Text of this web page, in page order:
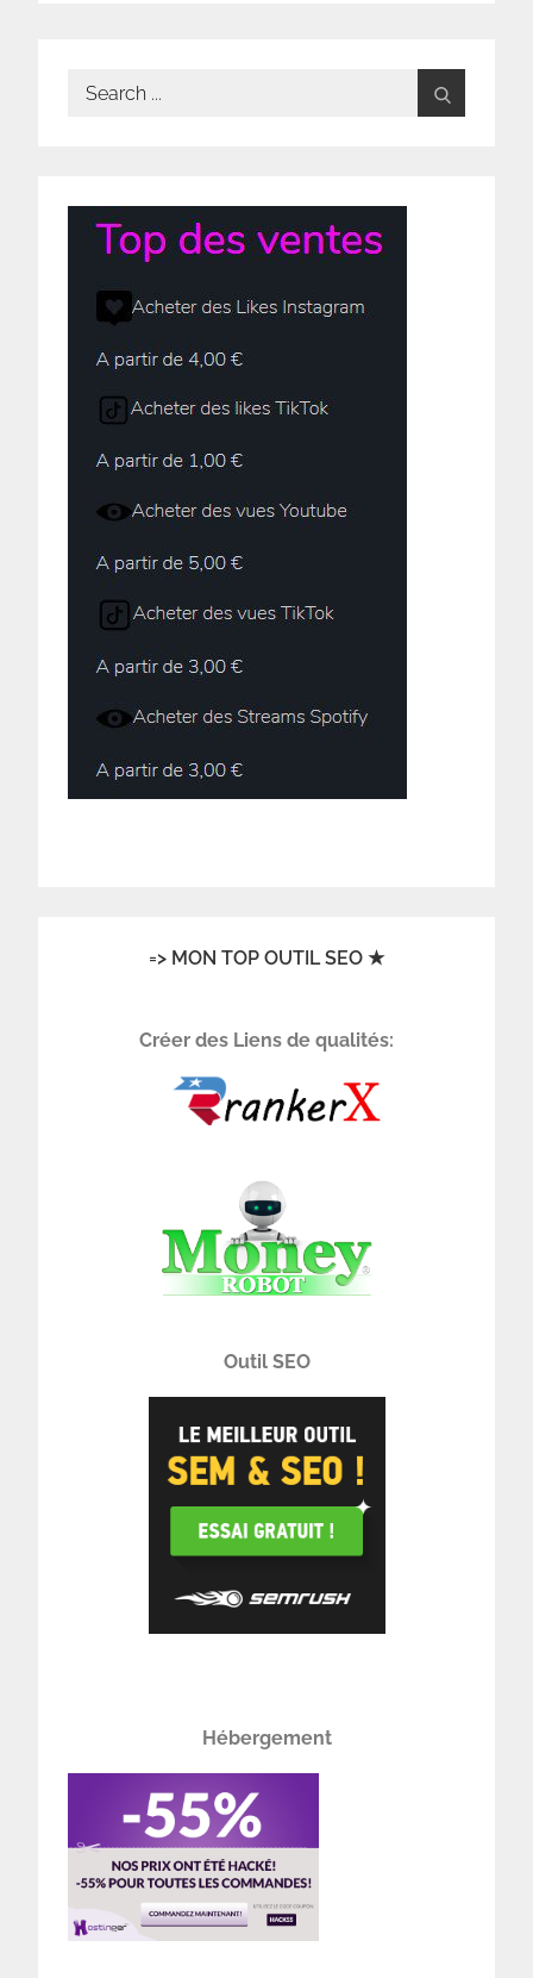
Search
=> MON TOP OUTIL SEO ★
Créer des Liens de qualités:
Outil SEO
Hébergement